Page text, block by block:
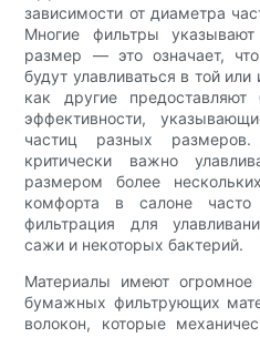
зависимости от диаметра
Многие фильтры
размер — это означает,
будут улавливаться в той
как другие
эффективности,
частиц разных
критически важно
размером более
комфорта в салоне часто
фильтрация для
сажи и некоторых бактерий.
Материалы имеют
бумажных фильтрующих
волокон, которые